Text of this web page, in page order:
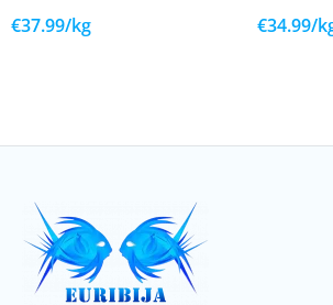
€37.99/kg
€34.99/